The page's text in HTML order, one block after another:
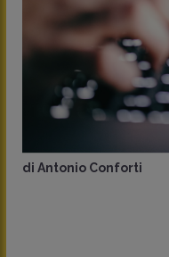
Antonio Conforti